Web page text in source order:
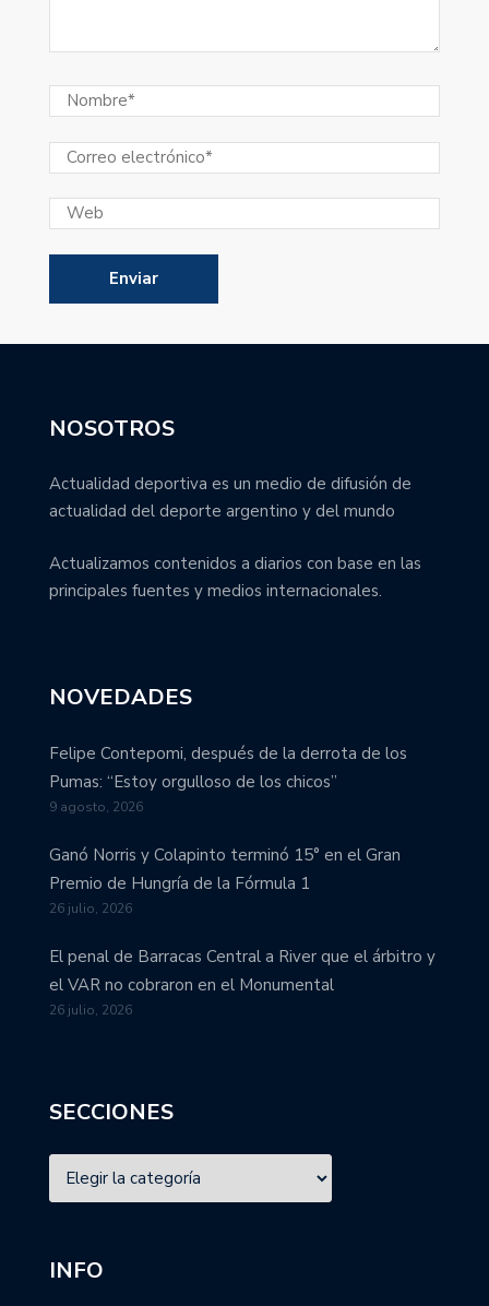
NOSOTROS
Actualidad deportiva es un medio de difusión de
actualidad del deporte argentino y del mundo
Actualizamos contenidos a diarios con base en las
principales fuentes y medios internacionales.
NOVEDADES
Felipe Contepomi, después de la derrota de los
Pumas: “Estoy orgulloso de los chicos”
9 agosto, 2026
Ganó Norris y Colapinto terminó 15° en el Gran
Premio de Hungría de la Fórmula 1
26 julio, 2026
El penal de Barracas Central a River que el árbitro y
el VAR no cobraron en el Monumental
26 julio, 2026
SECCIONES
INFO